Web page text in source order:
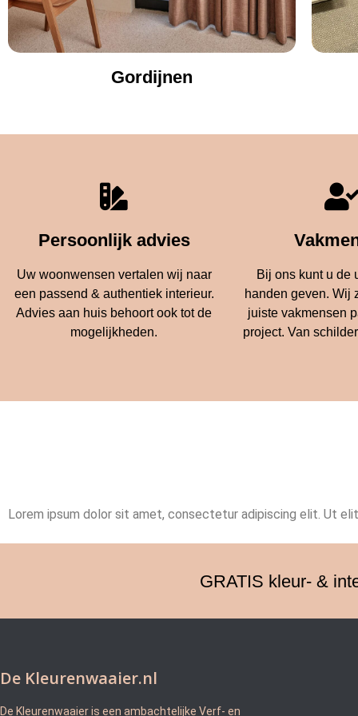
Gordijnen
Persoonlijk advies
Uw woonwensen vertalen wij naar
een passend & authentiek interieur.
Advies aan huis behoort ook tot de
mogelijkheden.
Bij ons kunt u de
handen geven. Wij
juiste vakmensen
project. Van
Lorem ipsum dolor sit amet, consectetur adipiscing elit. Ut
GRATIS kleur- &
De Kleurenwaaier.nl
De Kleurenwaaier is een ambachtelijke Verf- en